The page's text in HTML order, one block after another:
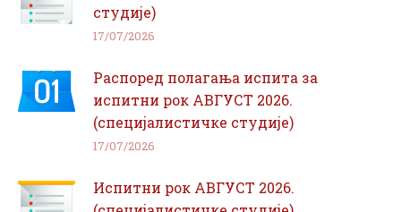
студије)
17/07/2026
Распоред полагања испита за
испитни рок АВГУСТ 2026.
(специјалистичке студије)
17/07/2026
Испитни рок АВГУСТ 2026.